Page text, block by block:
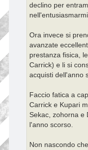
declino per
Ora invece si
avanzate
prestanza fisica,
Carrick) e li si
acquisti dell'anno
Faccio fatica a
Carrick e Kupari
Sekac, zohorna e
l'anno scorso.
Non nascondo